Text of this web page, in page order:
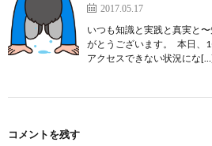
2017.05.17
いつも知識と実践と真実と
がとうございます。 本日、
アクセスできない状況にな
コメントを残す